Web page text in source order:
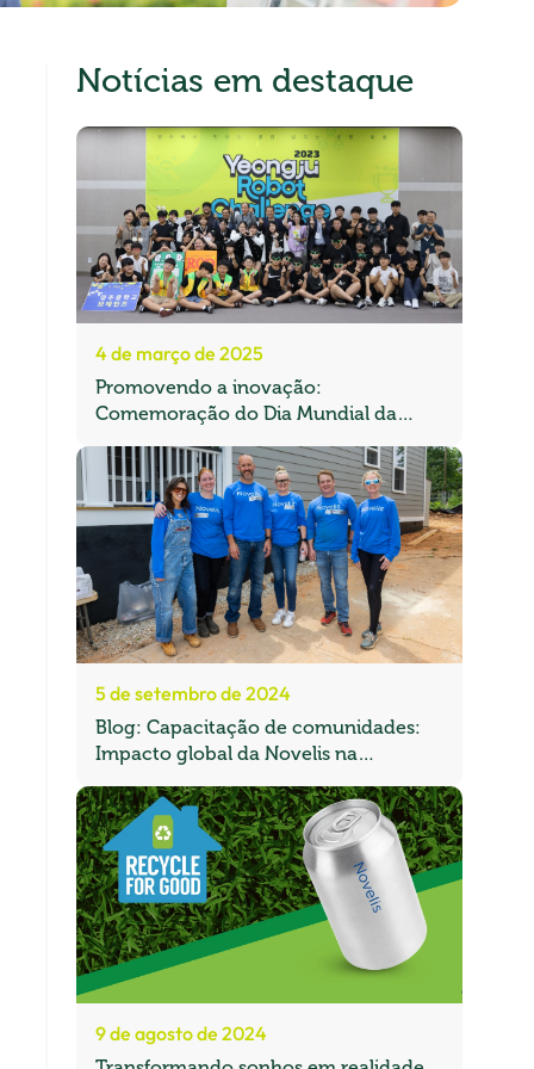
Notícias em destaque
4 de março de 2025
Promovendo a inovação:
Comemoração do Dia Mundial da
5 de setembro de 2024
Blog: Capacitação de comunidades:
Impacto global da Novelis na
9 de agosto de 2024